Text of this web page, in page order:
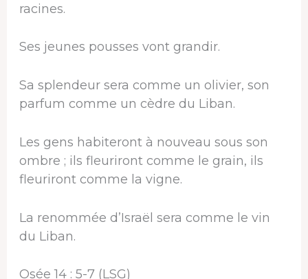
racines.
Ses jeunes pousses vont grandir.
Sa splendeur sera comme un olivier, son
parfum comme un cèdre du Liban.
Les gens habiteront à nouveau sous son
ombre ; ils fleuriront comme le grain, ils
fleuriront comme la vigne.
La renommée d’Israël sera comme le vin
du Liban.
Osée 14 : 5-7 (LSG)